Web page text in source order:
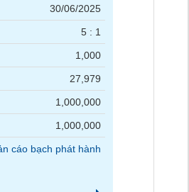
30/06/2025
5 : 1
1,000
27,979
1,000,000
1,000,000
cáo bạch phát hành